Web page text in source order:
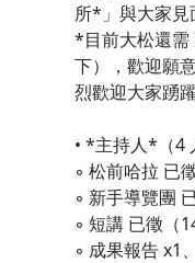
所*」與大家
*目前大松還需
下），歡迎願
烈歡迎大家踴
• *主持人*（4
◦ 松前哈拉 已
◦ 新手導覽團
◦ 短講 已徵（
◦ 成果報告 x1